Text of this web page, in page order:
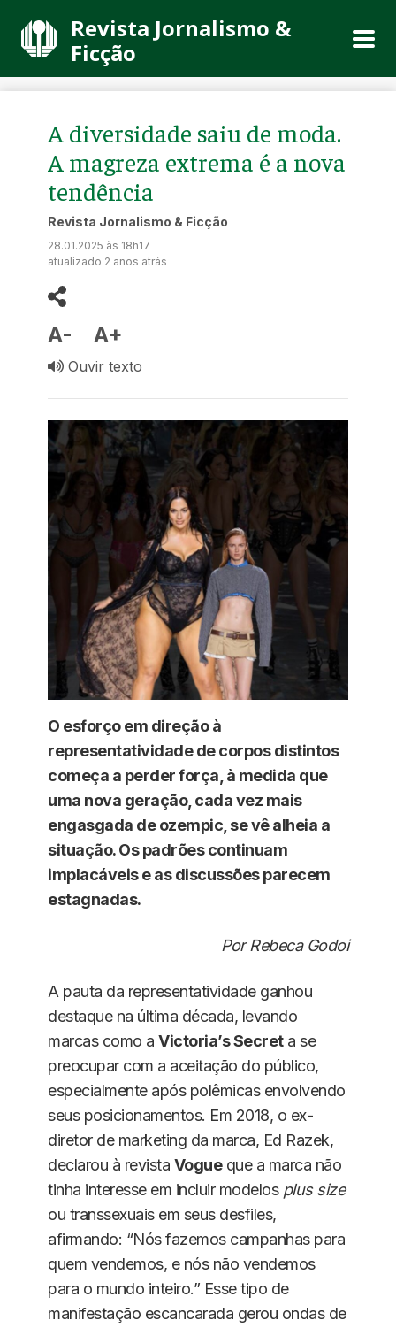
Revista Jornalismo &
Ficção
A diversidade saiu de moda.
A magreza extrema é a nova
tendência
Revista Jornalismo & Ficção
28.01.2025 às 18h17
atualizado 2 anos atrás
A- A+
Ouvir texto
O esforço em direção à
representatividade de corpos distintos
começa a perder força, à medida que
uma nova geração, cada vez mais
engasgada de ozempic, se vê alheia a
situação. Os padrões continuam
implacáveis e as discussões parecem
estagnadas.
Por Rebeca Godoi
A pauta da representatividade ganhou
destaque na última década, levando
marcas como a Victoria’s Secreta se
preocupar com a aceitação do público,
especialmente após polêmicas envolvendo
seus posicionamentos. Em 2018, o ex-
diretor de marketing da marca, Ed Razek,
declarou à revista Vogueque a marca não
tinha interesse em incluir modelos plus size
ou transsexuais em seus desfiles,
afirmando: “Nós fazemos campanhas para
quem vendemos, e nós não vendemos
para o mundo inteiro.” Esse tipo de
manifestação escancarada gerou ondas de